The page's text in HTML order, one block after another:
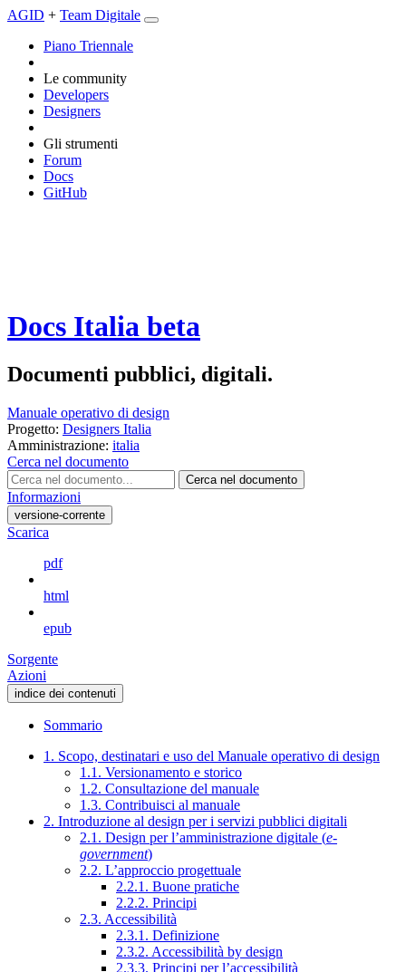
AGID + Team Digitale
Piano Triennale
Le community
Developers
Designers
Gli strumenti
Forum
Docs
GitHub
Docs Italia beta
Documenti pubblici, digitali.
Manuale operativo di design
Progetto: Designers Italia
Amministrazione: italia
Cerca nel documento
Cerca nel documento
Informazioni
versione-corrente
Scarica
pdf
html
epub
Sorgente
Azioni
indice dei contenuti
Sommario
1. Scopo, destinatari e uso del Manuale operativo di design
1.1. Versionamento e storico
1.2. Consultazione del manuale
1.3. Contribuisci al manuale
2. Introduzione al design per i servizi pubblici digitali
2.1. Design per l’amministrazione digitale (e-
government)
2.2. L’approccio progettuale
2.2.1. Buone pratiche
2.2.2. Principi
2.3. Accessibilità
2.3.1. Definizione
2.3.2. Accessibilità by design
2.3.3. Principi per l’accessibilità